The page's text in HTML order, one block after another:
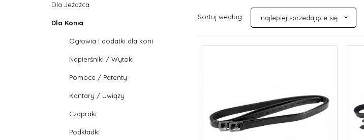
Dla Jeźdźca
Dla Konia
Ogłowia i dodatki dla koni
Napierśniki / Wytoki
Pomoce / Patenty
Kantary / Uwiązy
Czapraki
Podkładki
Sortuj według:
sort
najlepiej sprzedające się